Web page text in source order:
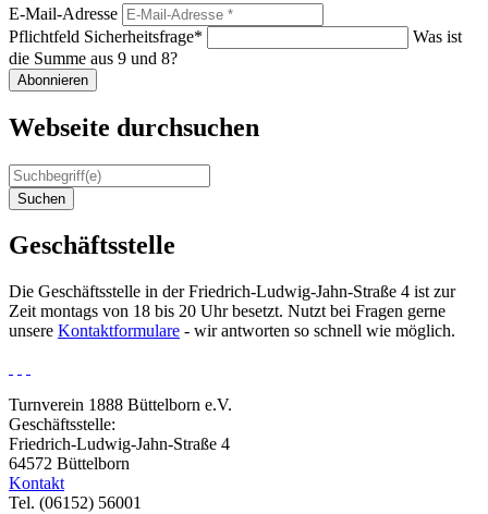
E-Mail-Adresse
Pflichtfeld Sicherheitsfrage*
Was ist
die Summe aus 9 und 8?
Abonnieren
Webseite durchsuchen
Suchen
Geschäftsstelle
Die Geschäftsstelle in der Friedrich-Ludwig-Jahn-Straße 4 ist zur
Zeit montags von 18 bis 20 Uhr besetzt. Nutzt bei Fragen gerne
unsere Kontaktformulare - wir antworten so schnell wie möglich.
Turnverein 1888 Büttelborn e.V.
Geschäftsstelle:
Friedrich-Ludwig-Jahn-Straße 4
64572 Büttelborn
Kontakt
Tel. (06152) 56001